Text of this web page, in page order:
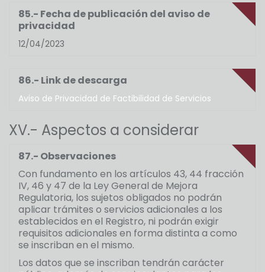
85.- Fecha de publicación del aviso de
privacidad
12/04/2023
86.- Link de descarga
Aviso de Privacidad de Factibilidad de Servicios
XV.- Aspectos a considerar
87.- Observaciones
Con fundamento en los artículos 43, 44 fracción
IV, 46 y 47 de la Ley General de Mejora
Regulatoria, los sujetos obligados no podrán
aplicar trámites o servicios adicionales a los
establecidos en el Registro, ni podrán exigir
requisitos adicionales en forma distinta a como
se inscriban en el mismo.
Los datos que se inscriban tendrán carácter